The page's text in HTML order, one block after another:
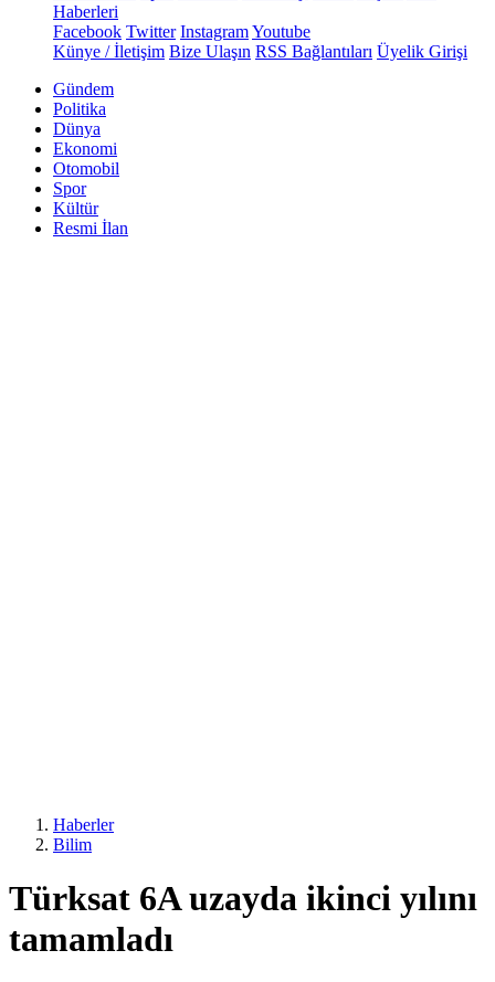
Haberleri
Facebook Twitter InstagramYoutube
Künye / İletişim Bize Ulaşın RSS Bağlantıları Üyelik Girişi
Gündem
Politika
Dünya
Ekonomi
Otomobil
Spor
Kültür
Resmi İlan
Haberler
Bilim
Türksat 6A uzayda ikinci yılını
tamamladı